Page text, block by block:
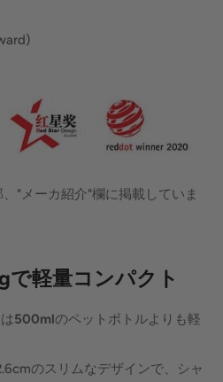
"メーカ紹介"欄に掲載していま
軽量コンパクト
500mlのペットボトルよりも軽
のスリムなデザインで、シャ